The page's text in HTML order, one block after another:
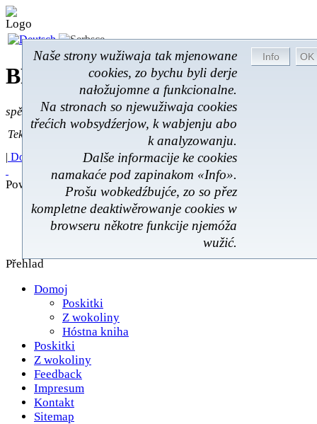
BROM-Service *Online
spěšnje * spušćomnje * małonałožnje
Naše strony wužiwaja tak mjenowane
cookies, zo bychu byli derje
nałožujomne a funkcionalne.
Na stronach so njewužiwaja cookies
třećich wobsydźerjow, k wabjenju abo
k analyzowanju.
Dalše informacije ke cookies
namakaće pod zapinakom «Info».
Prošu wobkedźbujće, zo so přez
kompletne deaktiwěrowanje cookies w
browseru někotre funkcije njemóža
wužić.
Tekst pytać:
Tekst pytać
| Domoj Poskitki|Z wokoliny|Feedback|
Powěsće
Poskitki
Z wokoliny
Přehlad
Domoj
Poskitki
Z wokoliny
Hóstna kniha
Poskitki
Z wokoliny
Feedback
Impresum
Kontakt
Sitemap